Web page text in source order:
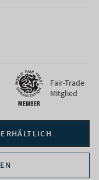
Fair-Trade
Mitglied